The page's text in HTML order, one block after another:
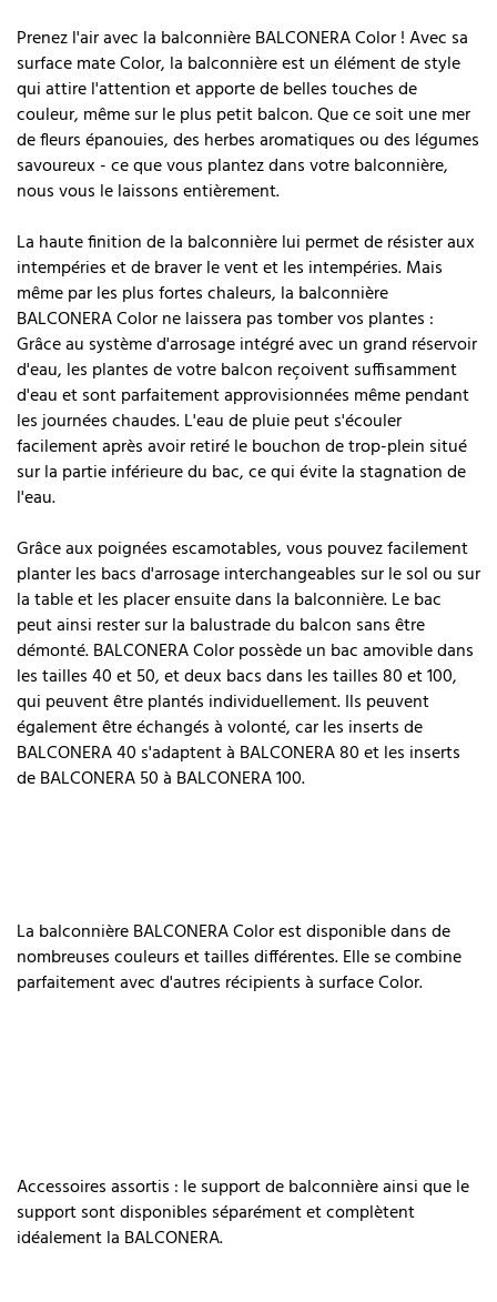
Prenez l'air avec la balconnière BALCONERA Color ! Avec sa
surface mate Color, la balconnière est un élément de style
qui attire l'attention et apporte de belles touches de
couleur, même sur le plus petit balcon. Que ce soit une mer
de fleurs épanouies, des herbes aromatiques ou des légumes
savoureux - ce que vous plantez dans votre balconnière,
nous vous le laissons entièrement.
La haute finition de la balconnière lui permet de résister aux
intempéries et de braver le vent et les intempéries. Mais
même par les plus fortes chaleurs, la balconnière
BALCONERA Color ne laissera pas tomber vos plantes :
Grâce au système d'arrosage intégré avec un grand réservoir
d'eau, les plantes de votre balcon reçoivent suffisamment
d'eau et sont parfaitement approvisionnées même pendant
les journées chaudes. L'eau de pluie peut s'écouler
facilement après avoir retiré le bouchon de trop-plein situé
sur la partie inférieure du bac, ce qui évite la stagnation de
l'eau.
Grâce aux poignées escamotables, vous pouvez facilement
planter les bacs d'arrosage interchangeables sur le sol ou sur
la table et les placer ensuite dans la balconnière. Le bac
peut ainsi rester sur la balustrade du balcon sans être
démonté. BALCONERA Color possède un bac amovible dans
les tailles 40 et 50, et deux bacs dans les tailles 80 et 100,
qui peuvent être plantés individuellement. Ils peuvent
également être échangés à volonté, car les inserts de
BALCONERA 40 s'adaptent à BALCONERA 80 et les inserts
de BALCONERA 50 à BALCONERA 100.
La balconnière BALCONERA Color est disponible dans de
nombreuses couleurs et tailles différentes. Elle se combine
parfaitement avec d'autres récipients à surface Color.
Accessoires assortis : le support de balconnière ainsi que le
support sont disponibles séparément et complètent
idéalement la BALCONERA.